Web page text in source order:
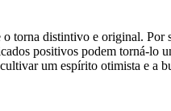
torna distintivo e original.
positivos podem torná-lo
um espírito otimista e a